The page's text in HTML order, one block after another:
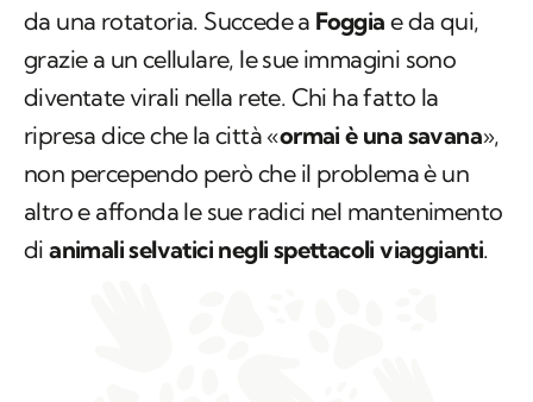
da una rotatoria. Succede a Foggia e da qui,
grazie a un cellulare, le sue immagini sono
diventate virali nella rete. Chi ha fatto la
ripresa dice che la città «ormai è una savana»,
non percependo però che il problema è un
altro e affonda le sue radici nel mantenimento
dianimali selvatici negli spettacoli viaggianti.